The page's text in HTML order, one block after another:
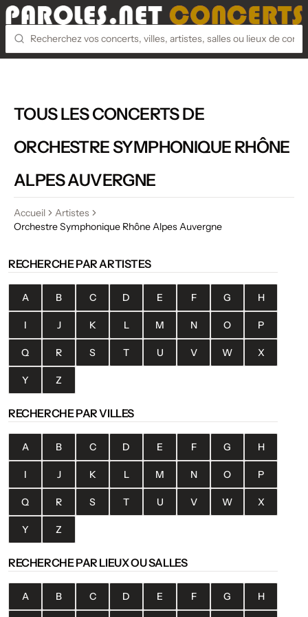
TOUS LES CONCERTS DE
ORCHESTRE SYMPHONIQUE RHÔNE
ALPES AUVERGNE
Accueil
Artistes
Orchestre Symphonique Rhône Alpes Auvergne
RECHERCHE PAR ARTISTES
A B C D E F G H
I J K L M N O P
Q R S T U V W X
Y Z
RECHERCHE PAR VILLES
A B C D E F G H
I J K L M N O P
Q R S T U V W X
Y Z
RECHERCHE PAR LIEUX OU SALLES
A B C D E F G H